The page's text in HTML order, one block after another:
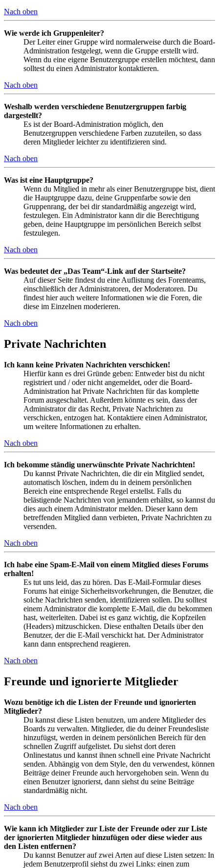
Nach oben
Wie werde ich Gruppenleiter?
Der Leiter einer Gruppe wird normalerweise durch die Board-
Administration festgelegt, wenn die Gruppe erstellt wird.
Wenn du eine eigene Benutzergruppe erstellen möchtest, dann
solltest du einen Administrator kontaktieren.
Nach oben
Weshalb werden verschiedene Benutzergruppen farbig
dargestellt?
Es ist der Board-Administration möglich, den
Benutzergruppen verschiedene Farben zuzuteilen, so dass
deren Mitglieder leichter zu identifizieren sind.
Nach oben
Was ist eine Hauptgruppe?
Wenn du Mitglied in mehr als einer Benutzergruppe bist, dient
die Hauptgruppe dazu, deine Gruppenfarbe sowie den
Gruppenrang, der bei dir standardmäßig angezeigt wird,
festzulegen. Ein Administrator kann dir die Berechtigung
geben, deine Hauptgruppe im persönlichen Bereich selbst
festzulegen.
Nach oben
Was bedeutet der „Das Team“-Link auf der Startseite?
Auf dieser Seite findest du eine Auflistung des Forenteams,
einschließlich der Administratoren, der Moderatoren. Du
findest hier auch weitere Informationen wie die Foren, die
diese im Einzelnen moderieren.
Nach oben
Private Nachrichten
Ich kann keine Privaten Nachrichten verschicken!
Hierfür kann es drei Gründe geben: Entweder bist du nicht
registriert und / oder nicht angemeldet, oder die Board-
Administration hat Private Nachrichten für das komplette
Forum ausgeschaltet. Außerdem könnte es sein, dass der
Administrator dir das Recht, Private Nachrichten zu
verschicken, entzogen hat. Kontaktiere einen Administrator,
um weitere Informationen zu erhalten.
Nach oben
Ich bekomme ständig unerwünschte Private Nachrichten!
Du kannst Private Nachrichten, die dir ein Mitglied sendet,
automatisch löschen, indem du in deinem persönlichen
Bereich eine entsprechende Regel erstellst. Falls du
belästigende Nachrichten von jemandem erhältst, so kannst du
dies auch einem Administrator melden. Dieser kann dem
betreffenden Mitglied dann verbieten, Private Nachrichten zu
versenden.
Nach oben
Ich habe eine Spam-E-Mail von einem Mitglied dieses Forums
erhalten!
Es tut uns leid, das zu hören. Das E-Mail-Formular dieses
Forums hat einige Sicherheitsvorkehrungen, die Benutzer, die
solche Nachrichten senden, identifizieren sollen. Du solltest
einem Administrator die komplette E-Mail, die du bekommen
hast, weiterleiten. Dabei ist es ganz wichtig, die Kopfzeilen
(Headers) mitzuschicken. Diese enthalten Details über den
Benutzer, der die E-Mail verschickt hat. Der Administrator
kann dann entsprechend reagieren.
Nach oben
Freunde und ignorierte Mitglieder
Wozu benötige ich die Listen der Freunde und ignorierten
Mitglieder?
Du kannst diese Listen benutzen, um andere Mitglieder des
Boards zu verwalten. Mitglieder, die du deiner Freundesliste
hinzufügst, werden in deinem persönlichen Bereich für den
schnellen Zugriff aufgelistet. Du siehst dort deren
Onlinestatus und kannst ihnen schnell eine Private Nachricht
senden. Abhängig von dem Style, den du verwendest, können
Beiträge deiner Freunde auch hervorgehoben sein. Wenn du
einen Benutzer ignorierst, dann siehst du seine Beiträge
standardmäßig nicht.
Nach oben
Wie kann ich Mitglieder zur Liste der Freunde oder zur Liste
der ignorierten Mitglieder hinzufügen oder diese wieder aus
den Listen entfernen?
Du kannst Benutzer auf zwei Arten auf diese Listen setzen: In
jedem Benutzerprofil siehst du zwei Links: einen zum